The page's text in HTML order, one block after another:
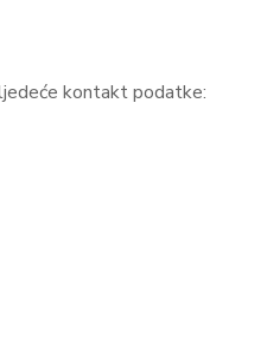
kontakt podatke: